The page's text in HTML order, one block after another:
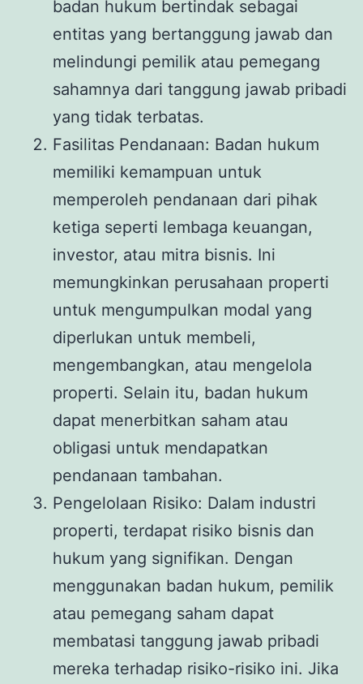
badan hukum bertindak sebagai
entitas yang bertanggung jawab dan
melindungi pemilik atau pemegang
sahamnya dari tanggung jawab pribadi
yang tidak terbatas.
Fasilitas Pendanaan: Badan hukum
memiliki kemampuan untuk
memperoleh pendanaan dari pihak
ketiga seperti lembaga keuangan,
investor, atau mitra bisnis. Ini
memungkinkan perusahaan properti
untuk mengumpulkan modal yang
diperlukan untuk membeli,
mengembangkan, atau mengelola
properti. Selain itu, badan hukum
dapat menerbitkan saham atau
obligasi untuk mendapatkan
pendanaan tambahan.
Pengelolaan Risiko: Dalam industri
properti, terdapat risiko bisnis dan
hukum yang signifikan. Dengan
menggunakan badan hukum, pemilik
atau pemegang saham dapat
membatasi tanggung jawab pribadi
mereka terhadap risiko-risiko ini. Jika